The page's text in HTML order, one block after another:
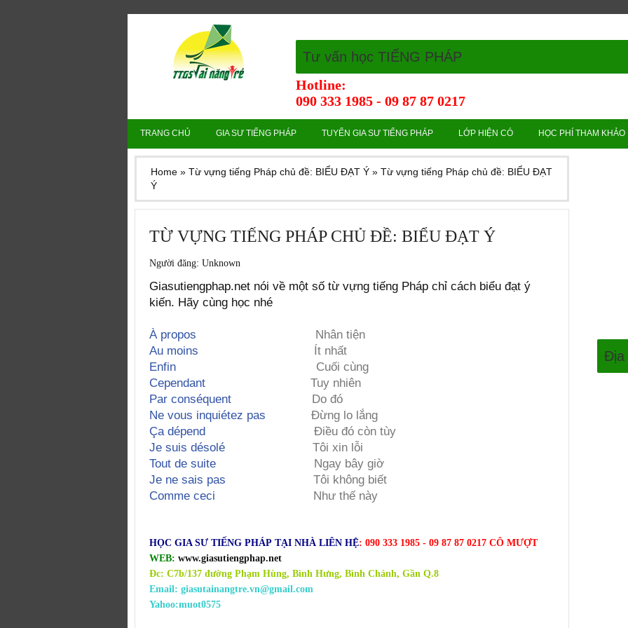
Tư vấn học TIẾNG PHÁP
Hotline:
090 333 1985 - 09 87 87 0217
TRANG CHỦ GIA SƯ TIẾNG PHÁP TUYỂN GIA SƯ TIẾNG PHÁP LỚP HIỆN CÓ HỌC PHÍ THAM KHẢO
Home » Từ vựng tiếng Pháp chủ đề: BIỂU ĐẠT Ý » Từ vựng tiếng Pháp chủ đề: BIỂU ĐẠT
Ý
TỪ VỰNG TIẾNG PHÁP CHỦ ĐỀ: BIỂU ĐẠT Ý
Người đăng: Unknown
Giasutiengphap.net nói về một số từ vựng tiếng Pháp chỉ cách biểu đạt ý
kiến. Hãy cùng học nhé
À propos Nhân tiện
Au moins Ít nhất
Enfin Cuối cùng
Cependant Tuy nhiên
Par conséquent Do đó
Ne vous inquiétez pas Đừng lo lắng
Ça dépend Điều đó còn tùy
Je suis désolé Tôi xin lỗi
Tout de suite Ngay bây giờ
Je ne sais pas Tôi không biết
Comme ceci Như thế này
HỌC GIA SƯ TIẾNG PHÁP TẠI NHÀ LIÊN HỆ: 090 333 1985 - 09 87 87 0217 CÔ MƯỢT
WEB: www.giasutiengphap.net
Đc: C7b/137 đường Phạm Hùng, Bình Hưng, Bình Chánh, Gần Q.8
Email: giasutainangtre.vn@gmail.com
Yahoo:muot0575
Địa